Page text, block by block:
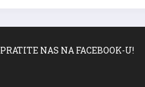
PRATITE NAS NA FACEBOOK-U!